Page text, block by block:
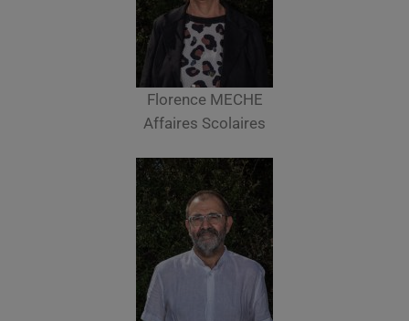
Florence MECHE
Affaires Scolaires